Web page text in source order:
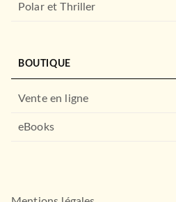
Polar et Thriller
BOUTIQUE
Vente en ligne
eBooks